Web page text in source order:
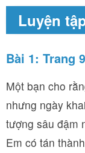
Luyện
Bài 1: Trang
Một bạn cho
nhưng ngày
tượng sâu đậm
Em có tán